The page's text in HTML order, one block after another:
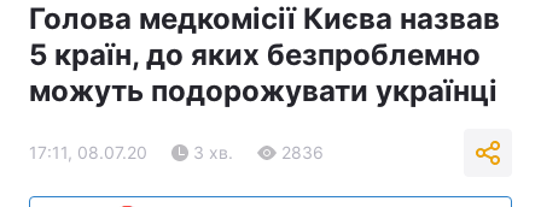
Голова медкомісії Києва назвав
5 країн, до яких безпроблемно
можуть подорожувати українці
17:11, 08.07.20 3 хв. 2836